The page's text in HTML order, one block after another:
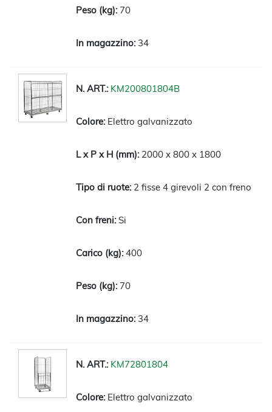
70
34
KM200801804B
Elettro galvanizzato
2000 x 800 x 1800
2 fisse 4 girevoli 2 con freno
Si
400
70
34
KM72801804
Elettro galvanizzato